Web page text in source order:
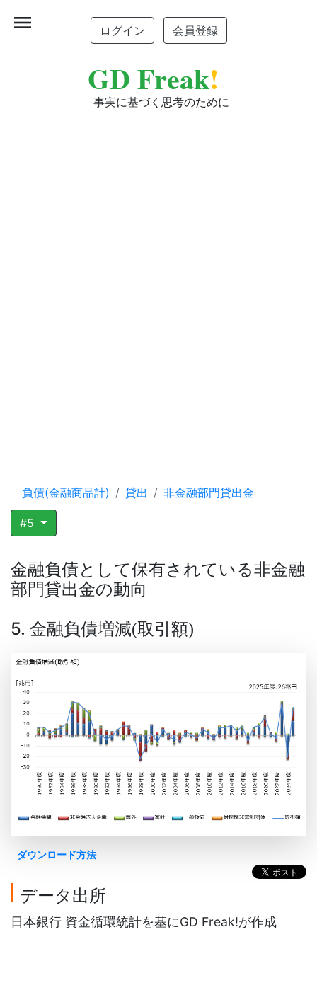
ログイン 会員登録
GD Freak!
事実に基づく思考のために
menu
負債(金融商品計) 貸出 非金融部門貸出金
#5
金融負債として保有されている非金融
部門貸出金の動向
5. 金融負債増減(取引額)
ダウンロード方法
データ出所
日本銀行 資金循環統計を基にGD Freak!が作成